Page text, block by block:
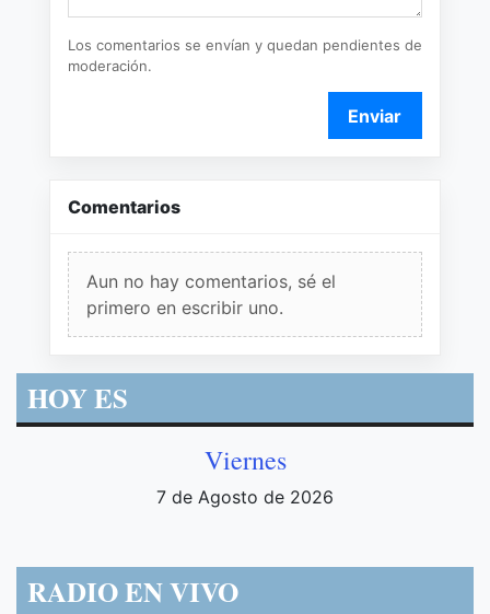
Los comentarios se envían y quedan pendientes de
moderación.
Enviar
Comentarios
Aun no hay comentarios, sé el
primero en escribir uno.
HOY ES
Viernes
7 de Agosto de 2026
RADIO EN VIVO